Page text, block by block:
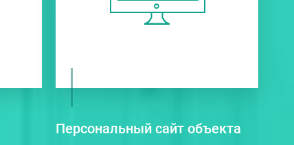
Персональный сайт объекта